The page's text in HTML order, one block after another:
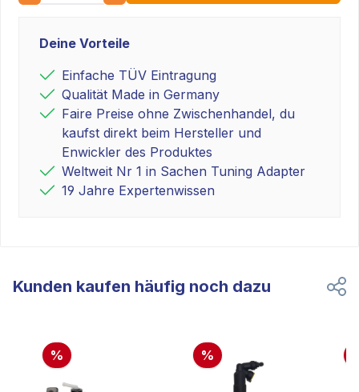
Deine Vorteile
Einfache TÜV Eintragung
Qualität Made in Germany
Faire Preise ohne Zwischenhandel, du
kaufst direkt beim Hersteller und
Enwickler des Produktes
Weltweit Nr 1 in Sachen Tuning Adapter
19 Jahre Expertenwissen
Kunden kaufen häufig noch dazu
% %